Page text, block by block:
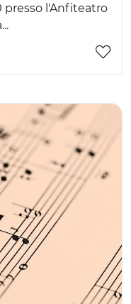
presso l'Anfiteatro